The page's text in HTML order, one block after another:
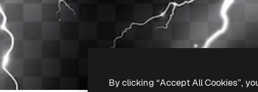
By clicking “Accept All Cookies”,